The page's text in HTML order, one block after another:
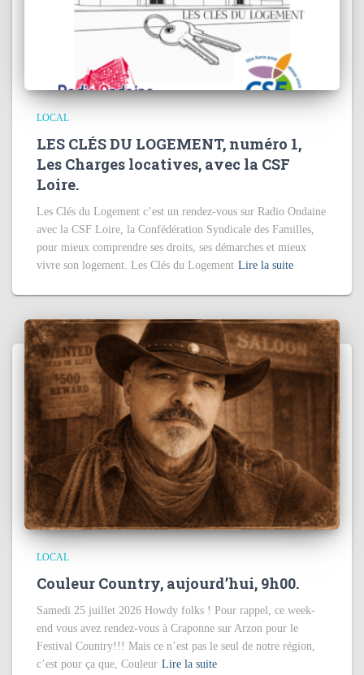
LOCAL
LES CLÉS DU LOGEMENT, numéro 1,
Les Charges locatives, avec la CSF
Loire.
Les Clés du Logement c’est un rendez-vous sur Radio Ondaine
avec la CSF Loire, la Confédération Syndicale des Familles,
pour mieux comprendre ses droits, ses démarches et mieux
vivre son logement. Les Clés du Logement Lire la suite
LOCAL
Couleur Country, aujourd’hui, 9h00.
Samedi 25 juillet 2026 Howdy folks ! Pour rappel, ce week-
end vous avez rendez-vous à Craponne sur Arzon pour le
Festival Country!!! Mais ce n’est pas le seul de notre région,
c’est pour ça que, Couleur Lire la suite